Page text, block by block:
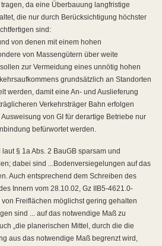
da eine Überbauung langfristige
die nur durch Berücksichtigung höchster
sind:
von denen mit einem hohen
von Massengütern über weite
zur Vermeidung eines unnötig hohen
grundsätzlich an Standorten
werden, damit eine An- und Auslieferung
Verkehrsträger Bahn erfolgen
von GI für derartige Betriebe nur
befürwortet werden.
§ 1a Abs. 2 BauGB sparsam und
dabei sind ...Bodenversiegelungen auf das
Auch entsprechend dem Schreiben des
Innern vom 28.10.02, Gz IIB5-4621.0-
Freiflächen möglichst gering gehalten
sind ... auf das notwendige Maß zu
„die planerischen Mittel, durch die die
aus das notwendige Maß begrenzt wird,